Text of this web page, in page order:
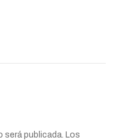
será publicada. Los